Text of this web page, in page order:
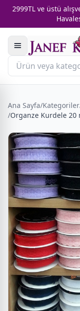
2999TL ve üstü
Ana Sayfa/Kategoriler
/Organze Kurdele 20